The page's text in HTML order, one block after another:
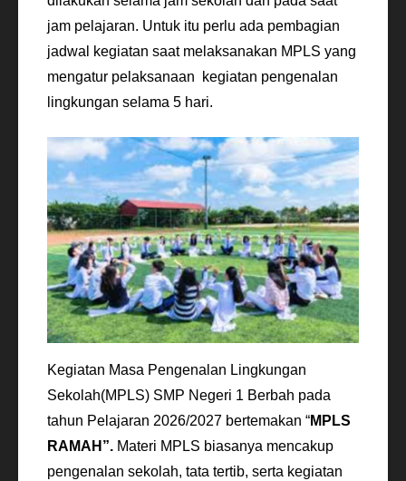
jam pelajaran. Untuk itu perlu ada pembagian
jadwal kegiatan saat melaksanakan MPLS yang
mengatur pelaksanaan kegiatan pengenalan
lingkungan selama 5 hari.
Kegiatan Masa Pengenalan Lingkungan
Sekolah(MPLS) SMP Negeri 1 Berbah pada
tahun Pelajaran 2026/2027 bertemakan “MPLS
RAMAH”. Materi MPLS biasanya mencakup
pengenalan sekolah, tata tertib, serta kegiatan